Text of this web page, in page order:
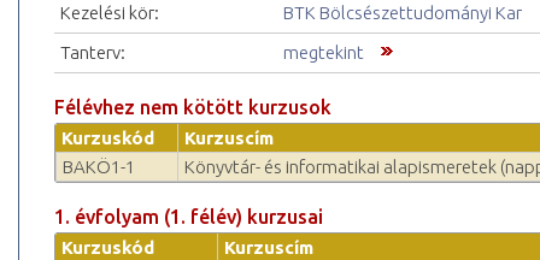
Kezelési kör:
BTK Bölcsészettudományi Kar
Tanterv:
megtekint
Félévhez nem kötött kurzusok
Kurzuskód
Kurzuscím
BAKÖ1-1
Könyvtár- és informatikai alapismeretek
1. évfolyam (1. félév) kurzusai
Kurzuskód
Kurzuscím